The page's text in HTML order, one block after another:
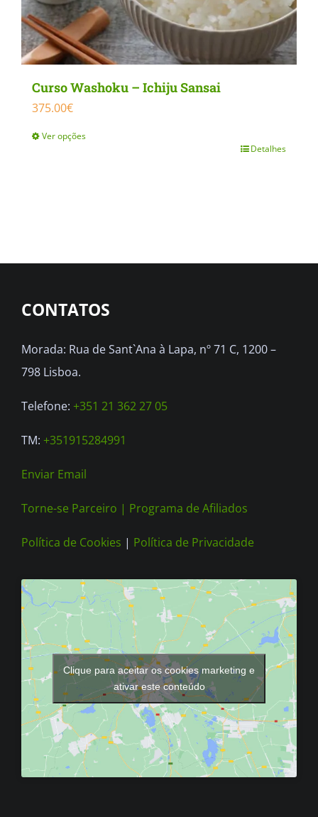
Curso Washoku – Ichiju Sansai
375.00€
Ver opções
The
may
chosen
on
the
page
Detalhes
CONTATOS
Morada: Rua de Sant`Ana à Lapa, nº 71 C, 1200 –
798 Lisboa.
Telefone: +351 21 362 27 05
TM: +351915284991
Enviar Email
Torne-se Parceiro | Programa de Afiliados
Política de Cookies | Política de Privacidade
Clique para aceitar os cookies marketing e
ativar este conteúdo